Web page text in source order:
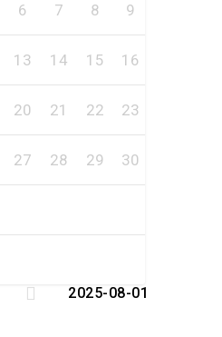
6 7 8 9
13 14 15 16
20 21 22 23
27 28 29 30
 2025-08-01